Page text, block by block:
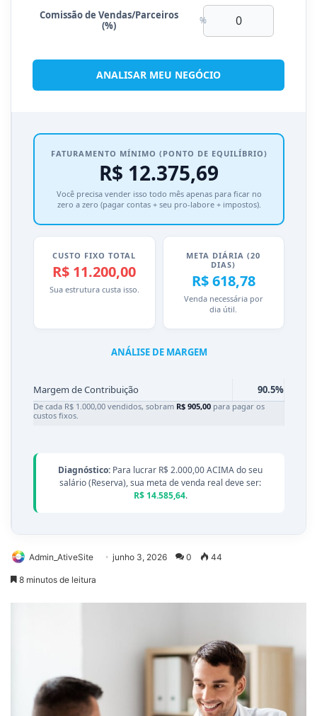
Comissão de Vendas/Parceiros
(%)
%
ANALISAR MEU NEGÓCIO
FATURAMENTO MÍNIMO (PONTO DE EQUILÍBRIO)
R$ 12.375,69
Você precisa vender isso todo mês apenas para ficar no
zero a zero (pagar contas + seu pro-labore + impostos).
CUSTO FIXO TOTAL
R$ 11.200,00
Sua estrutura custa isso.
META DIÁRIA (20
DIAS)
R$ 618,78
Venda necessária por
dia útil.
ANÁLISE DE MARGEM
Margem de Contribuição 90.5%
De cada R$ 1.000,00 vendidos, sobram R$ 905,00 para pagar os
custos fixos.
Diagnóstico: Para lucrar R$ 2.000,00 ACIMA do seu
salário (Reserva), sua meta de venda real deve ser:
R$ 14.585,64.
Admin_AtiveSite junho 3, 2026 0 44
8 minutos de leitura